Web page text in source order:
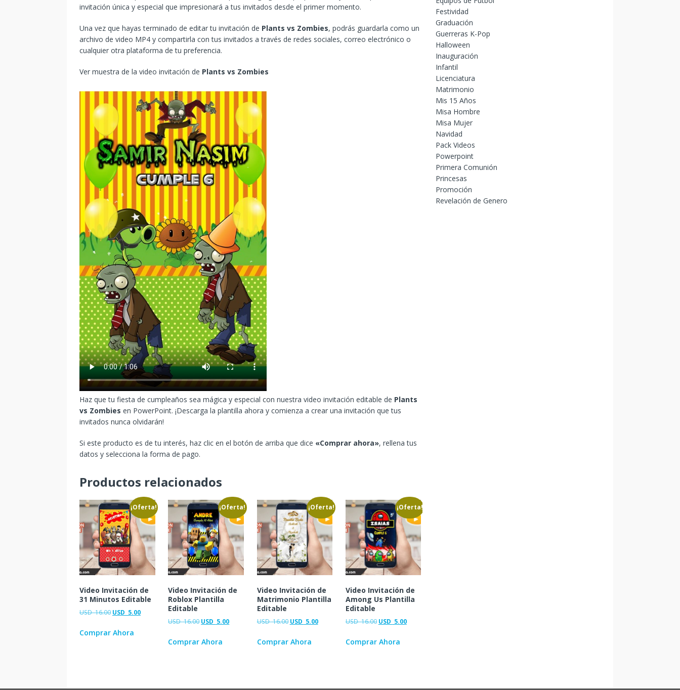
invitación única y especial que impresionará a tus invitados desde el primer momento.
Una vez que hayas terminado de editar tu invitación de Plants vs Zombies, podrás guardarla como un
archivo de video MP4 y compartirla con tus invitados a través de redes sociales, correo electrónico o
cualquier otra plataforma de tu preferencia.
Ver muestra de la video invitación de Plants vs Zombies
Haz que tu fiesta de cumpleaños sea mágica y especial con nuestra video invitación editable de Plants
vs Zombies en PowerPoint. ¡Descarga la plantilla ahora y comienza a crear una invitación que tus
invitados nunca olvidarán!
Si este producto es de tu interés, haz clic en el botón de arriba que dice «Comprar ahora», rellena tus
datos y selecciona la forma de pago.
Productos relacionados
¡Oferta!
Video Invitación de
31 Minutos Editable
USD16.00 USD 5.00
Comprar Ahora
¡Oferta!
Video Invitación de
Roblox Plantilla
Editable
USD16.00 USD 5.00
Comprar Ahora
¡Oferta!
Video Invitación de
Matrimonio Plantilla
Editable
USD16.00 USD 5.00
Comprar Ahora
¡Oferta!
Video Invitación de
Among Us Plantilla
Editable
USD16.00 USD 5.00
Comprar Ahora
Festividad
Graduación
Guerreras K-Pop
Halloween
Inauguración
Infantil
Licenciatura
Matrimonio
Mis 15 Años
Misa Hombre
Misa Mujer
Navidad
Pack Videos
Powerpoint
Primera Comunión
Princesas
Promoción
Revelación de Genero